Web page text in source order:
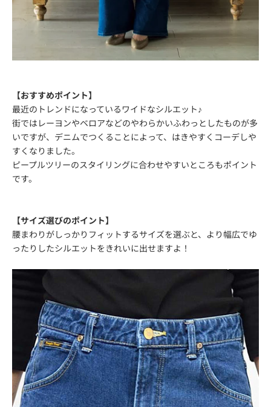
【おすすめポイント】
最近のトレンドになっているワイドなシルエット♪
街ではレーヨンやベロアなどのやわらかいふわっとしたものが多
いですが、デニムでつくることによって、はきやすくコーデしや
すくなりました。
ピープルツリーのスタイリングに合わせやすいところもポイント
です。
【サイズ選びのポイント】
腰まわりがしっかりフィットするサイズを選ぶと、より幅広でゆ
ったりしたシルエットをきれいに出せますよ！